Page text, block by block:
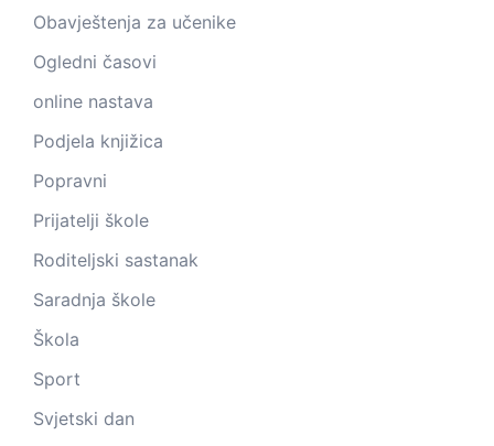
Obavještenja za učenike
Ogledni časovi
online nastava
Podjela knjižica
Popravni
Prijatelji škole
Roditeljski sastanak
Saradnja škole
Škola
Sport
Svjetski dan